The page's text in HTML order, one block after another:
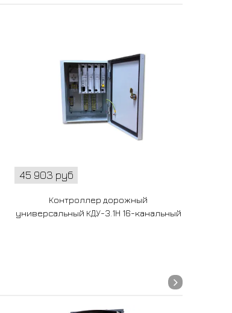
45 903 руб
Контроллер дорожный
универсальный КДУ-3.1Н 16-канальный